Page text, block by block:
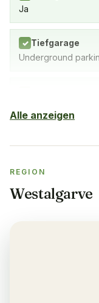
Ja
✓ Tiefgarage
Underground
Yes, in living room
Yes, in every
Alle anzeigen
REGION
Westalgarve